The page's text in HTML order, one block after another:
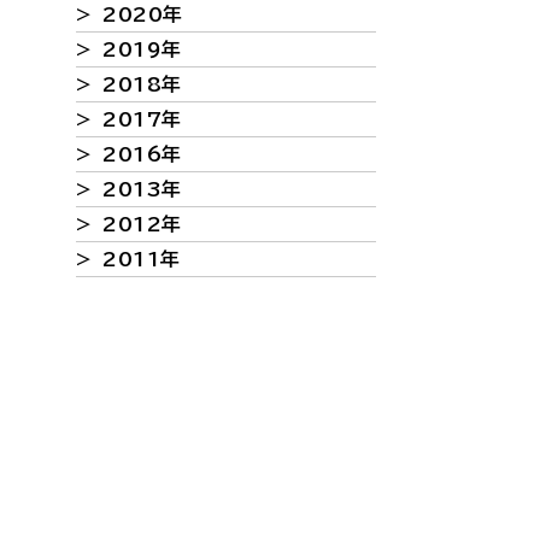
> 2020年
> 2019年
> 2018年
> 2017年
> 2016年
> 2013年
> 2012年
> 2011年